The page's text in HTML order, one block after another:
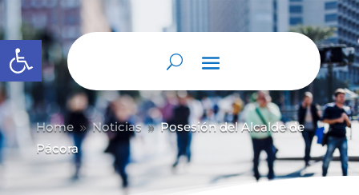
Abrir barra de herramientas
Home 9 Noticias 9 Posesión del Alcalde de
Pácora